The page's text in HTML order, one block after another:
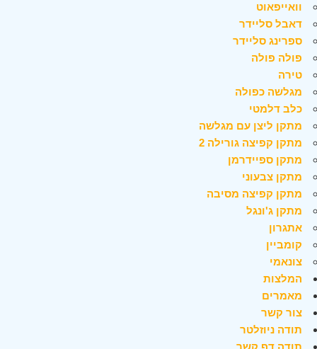
וואייפאוט
דאבל סליידר
ספרינג סליידר
פולה פולה
טירה
מגלשה כפולה
כלב דלמטי
מתקן ליצן עם מגלשה
מתקן קפיצה גורילה 2
מתקן ספיידרמן
מתקן צבעוני
מתקן קפיצה מסיבה
מתקן ג'ונגל
אתגרון
קומביין
צונאמי
המלצות
מאמרים
צור קשר
תודה ניוזלטר
תודה דף קשר